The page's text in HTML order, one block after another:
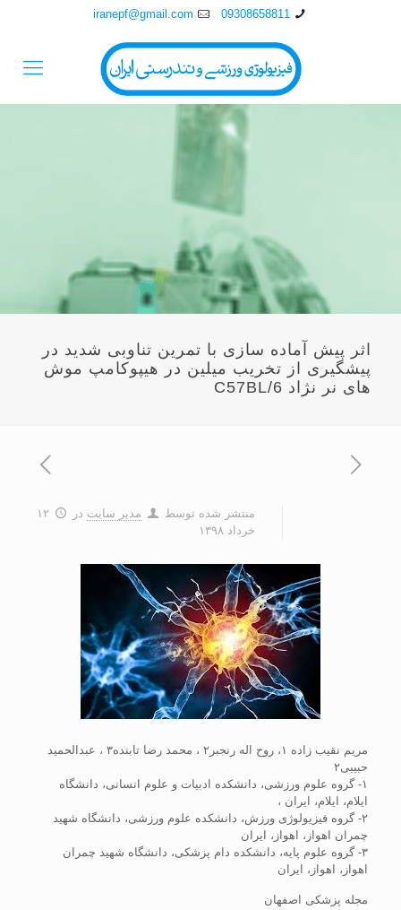
09308658811
iranepf@gmail.com
اثر پیش آماده سازی با تمرین تناوبی شدید در
پیشگیری از تخریب میلین در هیپوکامپ موش‌
های نر نژاد C57BL/6
منتشر شده توسط مدیر سایت در
۱۲
خرداد ۱۳۹۸
مریم نقیب زاده ۱، روح اله رنجبر۲ ، محمد رضا تابنده۳ ، عبدالحمید
حبیبی۲
۱- گروه علوم ورزشی، دانشکده ادبیات و علوم انسانی، دانشگاه
ایلام، ایلام، ایران ،
۲- گروه فیزیولوژی ورزش، دانشکده علوم ورزشی، دانشگاه شهید
چمران اهواز، اهواز، ایران
۳- گروه علوم پایه، دانشکده دام پزشکی، دانشگاه شهید چمران
اهواز، اهواز، ایران
مجله پزشکی اصفهان